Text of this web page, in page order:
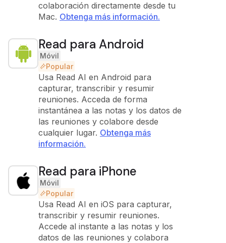
colaboración directamente desde tu
Mac. Obtenga más información.
Read para Android
Móvil
Popular
Usa Read AI en Android para
capturar, transcribir y resumir
reuniones. Acceda de forma
instantánea a las notas y los datos de
las reuniones y colabore desde
cualquier lugar. Obtenga más
información.
Read para iPhone
Móvil
Popular
Usa Read AI en iOS para capturar,
transcribir y resumir reuniones.
Accede al instante a las notas y los
datos de las reuniones y colabora